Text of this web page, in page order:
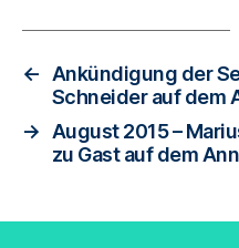
c
e
b
o
o
tt
er
at
A
p
p
e
← Ankündigung der
Schneider auf dem
→ August 2015 –
zu Gast auf dem